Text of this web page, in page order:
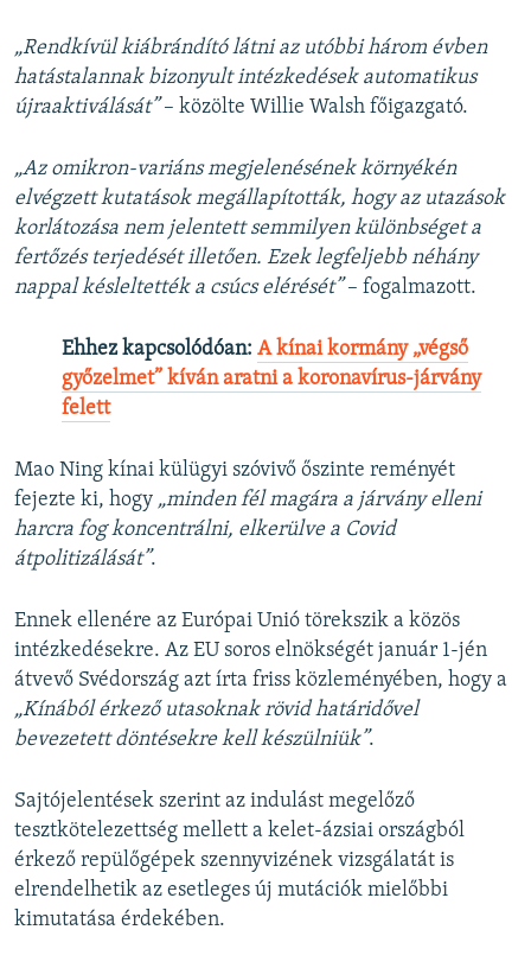
„Rendkívül kiábrándító látni az utóbbi három évben
hatástalannak bizonyult intézkedések automatikus
újraaktiválását”– közölte Willie Walsh főigazgató.
„Az omikron-variáns megjelenésének környékén
elvégzett kutatások megállapították, hogy az utazások
korlátozása nem jelentett semmilyen különbséget a
fertőzés terjedését illetően. Ezek legfeljebb néhány
nappal késleltették a csúcs elérését”– fogalmazott.
Ehhez kapcsolódóan: A kínai kormány „végső
győzelmet” kíván aratni a koronavírus-járvány
felett
Mao Ning kínai külügyi szóvivő őszinte reményét
fejezte ki, hogy „minden fél magára a járvány elleni
harcra fog koncentrálni, elkerülve a Covid
átpolitizálását”.
Ennek ellenére az Európai Unió törekszik a közös
intézkedésekre. Az EU soros elnökségét január 1-jén
átvevő Svédország azt írta friss közleményében, hogy a
„Kínából érkező utasoknak rövid határidővel
bevezetett döntésekre kell készülniük”.
Sajtójelentések szerint az indulást megelőző
tesztkötelezettség mellett a kelet-ázsiai országból
érkező repülőgépek szennyvizének vizsgálatát is
elrendelhetik az esetleges új mutációk mielőbbi
kimutatása érdekében.